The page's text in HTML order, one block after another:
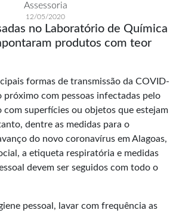
Assessoria
12/05/2020
no Laboratório de Química
produtos com teor
formas de transmissão da COVID-
próximo com pessoas infectadas pelo
superfícies ou objetos que estejam
dentre as medidas para o
do novo coronavírus em Alagoas,
a etiqueta respiratória e medidas
devem ser seguidos com todo o
pessoal, lavar com frequência as